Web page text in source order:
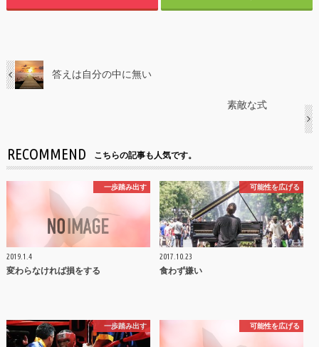
答えは自分の中に無い
素敵な式
RECOMMEND こちらの記事も人気です。
一歩踏み出す
2019.1.4
変わらなければ損をする
可能性を広げる
2017.10.23
食わず嫌い
一歩踏み出す 可能性を広げる